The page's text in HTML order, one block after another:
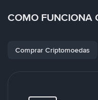
COMO FUNCIONA
Comprar Criptomoedas